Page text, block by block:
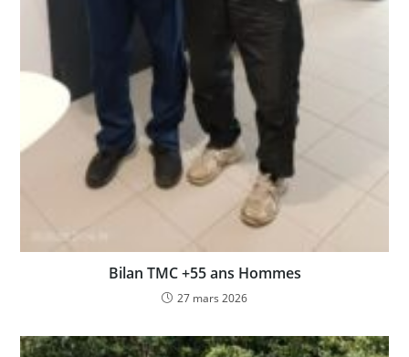
Bilan TMC +55 ans Hommes
27 mars 2026